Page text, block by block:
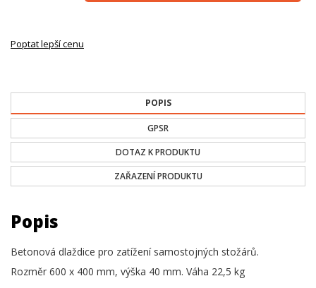
Poptat lepší cenu
POPIS
GPSR
DOTAZ K PRODUKTU
ZAŘAZENÍ PRODUKTU
Popis
Betonová dlaždice pro zatížení samostojných stožárů.
Rozměr 600 x 400 mm, výška 40 mm. Váha 22,5 kg